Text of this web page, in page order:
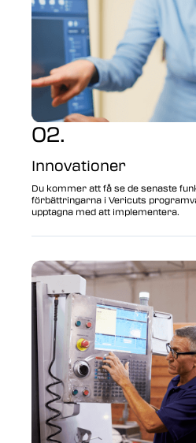
02.
Innovationer
Du kommer att få se de senaste
förbättringarna i Vericuts
upptagna med att implementera.